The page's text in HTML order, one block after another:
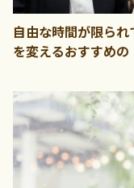
自由な時間が限ら
を変えるおすすめの